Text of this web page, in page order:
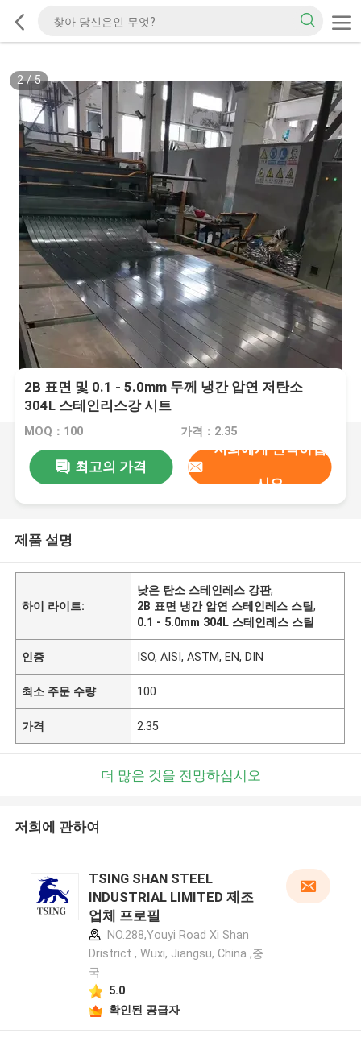
2/5
2B 표면 및 0.1 - 5.0mm 두께 냉간 압연 저탄소
304L 스테인리스강 시트
MOQ：100 가격：2.35
최고의 가격
저희에게 연락하십
시오
제품 설명
하이 라이트:
낮은 탄소 스테인레스 강판,
2B 표면 냉간 압연 스테인레스 스틸,
0.1 - 5.0mm 304L 스테인레스 스틸
인증 ISO, AISI, ASTM, EN, DIN
최소 주문 수량 100
가격 2.35
더 많은 것을 전망하십시오
저희에 관하여
TSING SHAN STEEL
INDUSTRIAL LIMITED 제조
업체 프로필
NO.288,Youyi Road Xi Shan
Dristrict , Wuxi, Jiangsu, China ,중
국
5.0
확인된 공급자